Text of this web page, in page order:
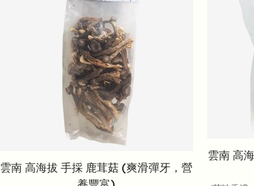
雲南 高海拔 手採 鹿茸菇 (爽滑彈牙，營
雲南 高